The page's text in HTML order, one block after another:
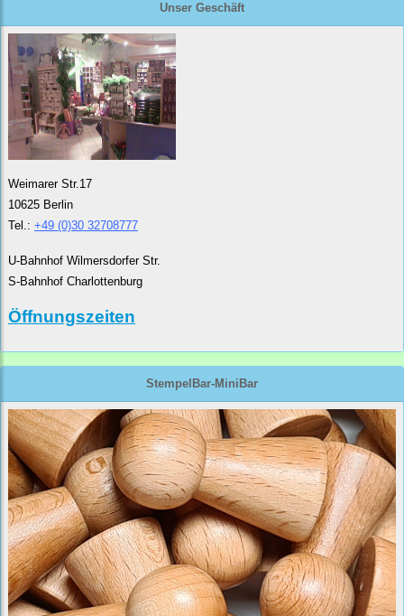
Unser Geschäft
Weimarer Str.17
10625 Berlin
Tel.: +49 (0)30 32708777
U-Bahnhof Wilmersdorfer Str.
S-Bahnhof Charlottenburg
Öffnungszeiten
StempelBar-MiniBar